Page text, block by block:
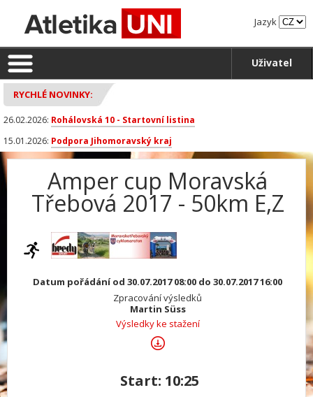
Jazyk
Uživatel
RYCHLÉ NOVINKY:
26.02.2026: Rohálovská 10 - Startovní listina
15.01.2026: Podpora Jihomoravský kraj
Amper cup Moravská
Třebová 2017 - 50km E,Z
Datum pořádání od 30.07.2017 08:00 do 30.07.2017 16:00
Zpracování výsledků
Martin Süss
Výsledky ke stažení
Start: 10:25